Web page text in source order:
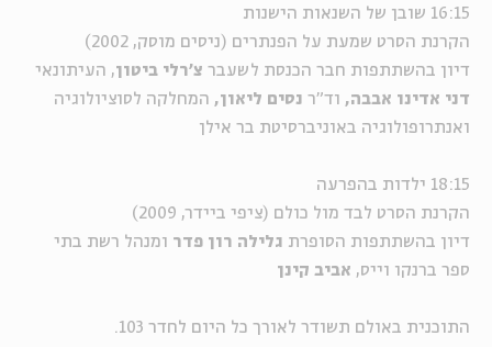
16:15 שובן של השנאות הישנות
הקרנת הסרט שמעת על הפנתרים (ניסים מוסק, 2002)
דיון בהשתתפות חבר הכנסת לשעבר צ'רלי ביטון, העיתונאי
דני אדינו אבבה, וד"ר נסים ליאון, המחלקה לסוציולוגיה
ואנתרופולוגיה באוניברסיטת בר אילן
18:15 ילדות בהפרעה
הקרנת הסרט לבד מול כולם (ציפי ביידר, 2009)
דיון בהשתתפות הסופרת גלילה רון פדר ומנהל רשת בתי
ספר ברנקו וייס, אביב קינן
התוכנית באולם תשודר לאורך כל היום לחדר 103.